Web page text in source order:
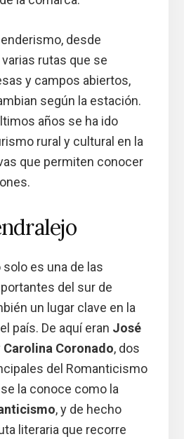
desde
rutas que se
y campos abiertos,
según la estación.
años se ha ido
rural y cultural en la
que permiten conocer
solo es una de las
del sur de
un lugar clave en la
país. De aquí eran José
Carolina Coronado, dos
del Romanticismo
la conoce como la
, y de hecho
literaria que recorre